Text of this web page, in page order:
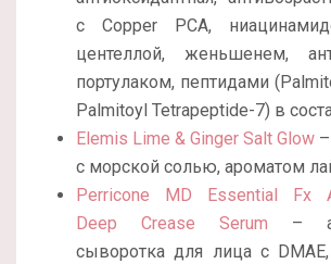
с Copper PCA,
центеллой, женьшенем,
портулаком, пептидами
Palmitoyl Tetrapeptide-7) в
Elemis Lime & Ginger Salt Glow
с морской солью, ароматом
Perricone MD Essential Fx
Deep Crease Serum –
сыворотка для лица с